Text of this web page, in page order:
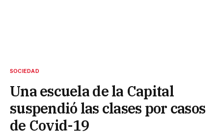
SOCIEDAD
Una escuela de la Capital
suspendió las clases por casos
de Covid-19